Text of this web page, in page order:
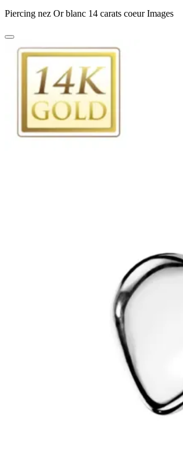
Piercing nez Or blanc 14 carats coeur Images